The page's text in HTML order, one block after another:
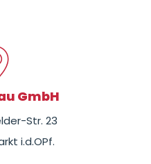
GmbH
Str. 23
i.d.OPf.